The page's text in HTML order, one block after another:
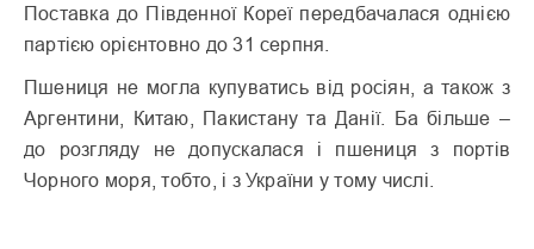
Поставка до Південної Кореї передбачалася однією
партією орієнтовно до 31 серпня.
Пшениця не могла купуватись від росіян, а також з
Аргентини, Китаю, Пакистану та Данії. Ба більше –
до розгляду не допускалася і пшениця з портів
Чорного моря, тобто, і з України у тому числі.